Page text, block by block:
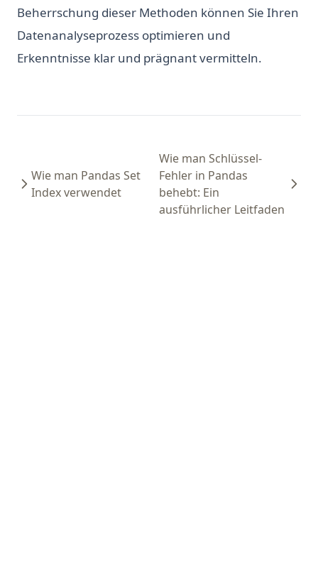
Beherrschung dieser Methoden können Sie Ihren
Datenanalyseprozess optimieren und
Erkenntnisse klar und prägnant vermitteln.
Wie man Pandas Set
Index verwendet
Wie man Schlüssel-
Fehler in Pandas
behebt: Ein
ausführlicher Leitfaden